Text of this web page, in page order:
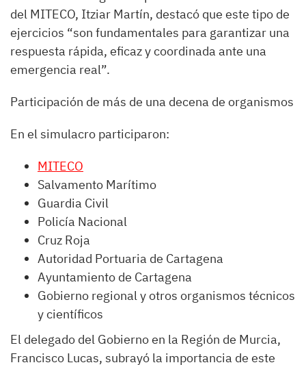
del MITECO, Itziar Martín, destacó que este tipo de
ejercicios “son fundamentales para garantizar una
respuesta rápida, eficaz y coordinada ante una
emergencia real”.
Participación de más de una decena de organismos
En el simulacro participaron:
MITECO
Salvamento Marítimo
Guardia Civil
Policía Nacional
Cruz Roja
Autoridad Portuaria de Cartagena
Ayuntamiento de Cartagena
Gobierno regional y otros organismos técnicos
y científicos
El delegado del Gobierno en la Región de Murcia,
Francisco Lucas, subrayó la importancia de este